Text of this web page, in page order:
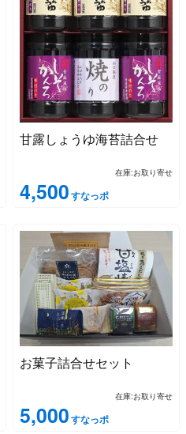
甘露しょうゆ海苔詰合せ
在庫:お取り寄せ
4,500すなっポ
お菓子詰合せセット
在庫:お取り寄せ
5,000すなっポ